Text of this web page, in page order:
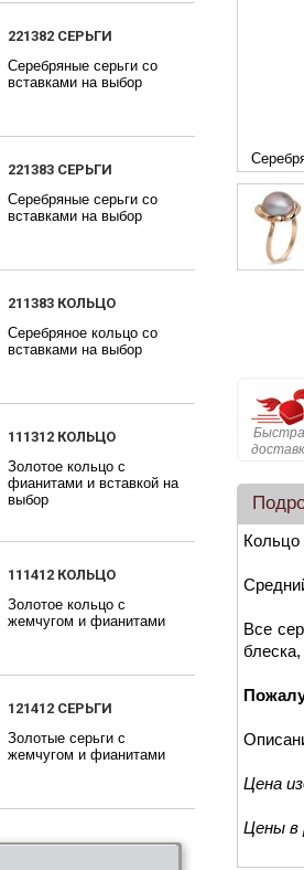
221382 СЕРЬГИ
Серебряные серьги со
вставками на выбор
221383 СЕРЬГИ
Серебряные серьги со
вставками на выбор
211383 КОЛЬЦО
Серебряное кольцо со
вставками на выбор
111312 КОЛЬЦО
Золотое кольцо с
фианитами и вставкой на
выбор
111412 КОЛЬЦО
Золотое кольцо с
жемчугом и фианитами
121412 СЕРЬГИ
Золотые серьги с
жемчугом и фианитами
подход
участие в выставках
Кольцо
Все
Цена
Цены в